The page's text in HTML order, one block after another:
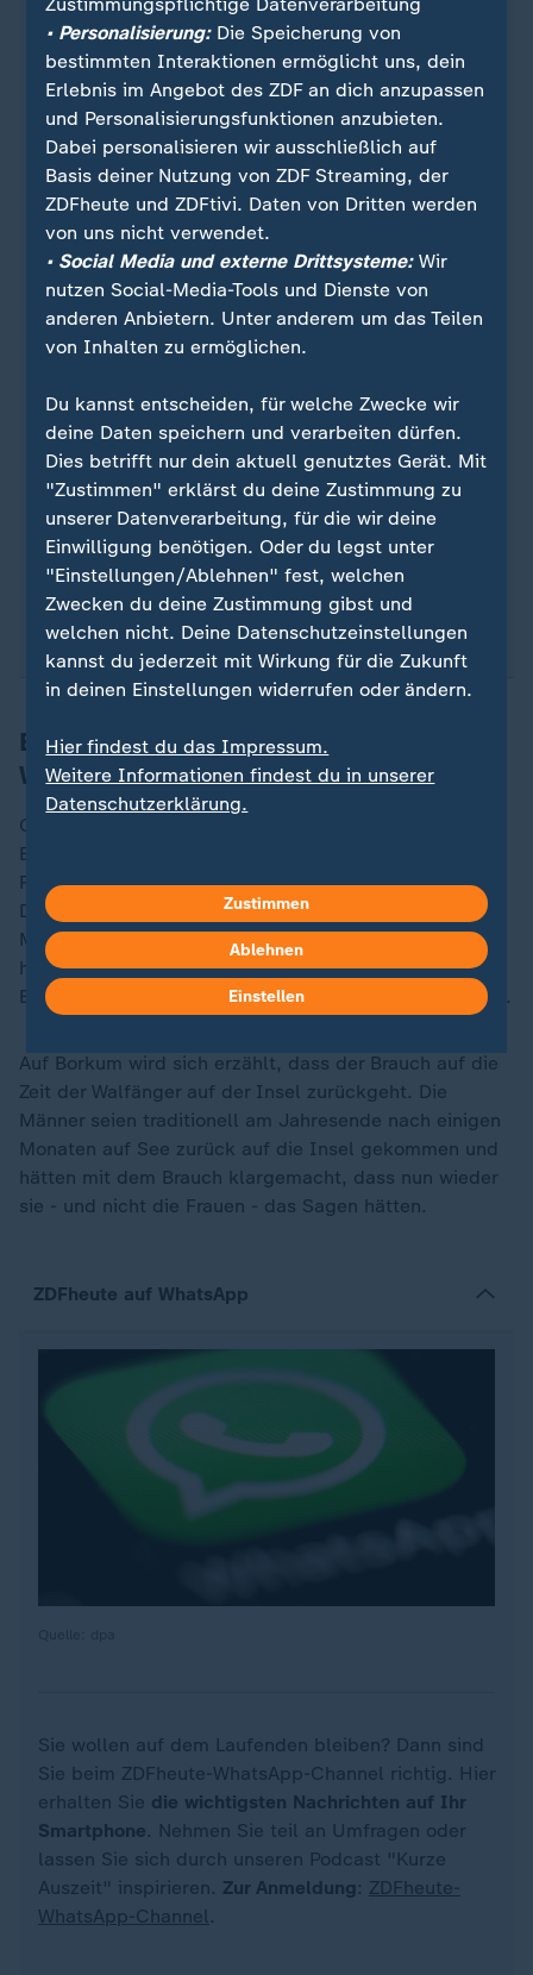
... gibt es seit Generationen jedes Jahr am Abend
vor dem 6. Dezember. Nach Angaben des
Regionalverbandes Ostfriesische Landschaft
verkleiden sich dabei junge, unverheiratete
Männer mit Masken, Schafsfellen und Vogelfedern
als sogenannte Klaasohms.
Der Ausdruck "Klaas" geht demnach auf das
niederländische Wort für Nikolaus zurück. Die
Klaasohms begleiten dann einen als Frau
verkleideten Mann, der sich als sogenannte
Wievke mit Rock und Schürze wild gebärdet.
Ausgestattet sind alle mit Kuhhörnern.
Unter Ausschluss der Öffentlichkeit kommt es dem
Brauch zufolge zuerst in einer Halle zu einem
rituellen Kampf, zu dem ausschließlich Männer
zugelassen sind, die auf Borkum geboren wurden.
"Im Anschluss daran ziehen die Männer unter
Getöse von Haus zu Haus über die Insel",
beschreibt der Regionalverband in Ostfriesland
den Brauch.
Brauch geht offenbar auf Zeit der
Walfänge zurück
Gleichzeitig erklären der Verein und der parteilose
Bürgermeister der Insel, Jürgen Akkermann, dass die
Recherche ein verzerrtes Bild des Brauches darstelle.
Die Videosequenz zeige ein Fehlverhalten einzelner
Menschen und könne "keinesfalls als Beleg dafür
herhalten, dass die Insel Gewalt toleriert, wie es der
Bericht suggeriert", sagte Akkermann auf dpa-Anfrage.
Auf Borkum wird sich erzählt, dass der Brauch auf die
Zeit der Walfänger auf der Insel zurückgeht. Die
Männer seien traditionell am Jahresende nach einigen
Monaten auf See zurück auf die Insel gekommen und
hätten mit dem Brauch klargemacht, dass nun wieder
sie - und nicht die Frauen - das Sagen hätten.
ZDFheute auf WhatsApp
Sie wollen auf dem Laufenden bleiben? Dann sind
Sie beim ZDFheute-WhatsApp-Channel richtig. Hier
erhalten Sie die wichtigsten Nachrichten auf Ihr
Smartphone. Nehmen Sie teil an Umfragen oder
lassen Sie sich durch unseren Podcast "Kurze
Auszeit" inspirieren. Zur Anmeldung : ZDFheute-
WhatsApp-Channel.
• Personalisierung:Die Speicherung von
bestimmten Interaktionen ermöglicht uns, dein
Erlebnis im Angebot des ZDF an dich anzupassen
und Personalisierungsfunktionen anzubieten.
Dabei personalisieren wir ausschließlich auf
Basis deiner Nutzung von ZDF Streaming, der
ZDFheute und ZDFtivi. Daten von Dritten werden
von uns nicht verwendet.
• Social Media und externe Drittsysteme:Wir
nutzen Social-Media-Tools und Dienste von
anderen Anbietern. Unter anderem um das Teilen
von Inhalten zu ermöglichen.
Du kannst entscheiden, für welche Zwecke wir
deine Daten speichern und verarbeiten dürfen.
Dies betrifft nur dein aktuell genutztes Gerät. Mit
"Zustimmen" erklärst du deine Zustimmung zu
unserer Datenverarbeitung, für die wir deine
Einwilligung benötigen. Oder du legst unter
"Einstellungen/Ablehnen" fest, welchen
Zwecken du deine Zustimmung gibst und
welchen nicht. Deine Datenschutzeinstellungen
kannst du jederzeit mit Wirkung für die Zukunft
in deinen Einstellungen widerrufen oder ändern.
Hier findest du das Impressum.
Weitere Informationen findest du in unserer
Datenschutzerklärung.
Zustimmen
Ablehnen
Einstellen